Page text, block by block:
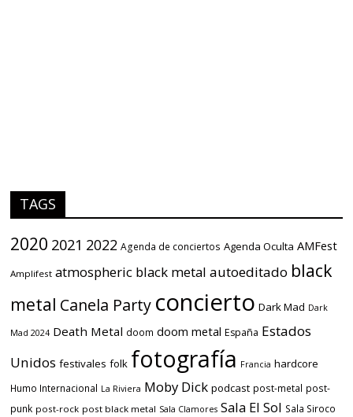
TAGS
2020 2021 2022 Agenda de conciertos Agenda Oculta AMFest
Amplifest atmospheric black metal autoeditado black
metal Canela Party concierto Dark Mad Dark
Mad 2024 Death Metal doom doom metal España Estados
Unidos festivales folk fotografía Francia hardcore
Humo Internacional La Riviera Moby Dick podcast post-metal post-
punk post-rock post black metal Sala Clamores Sala El Sol Sala Siroco